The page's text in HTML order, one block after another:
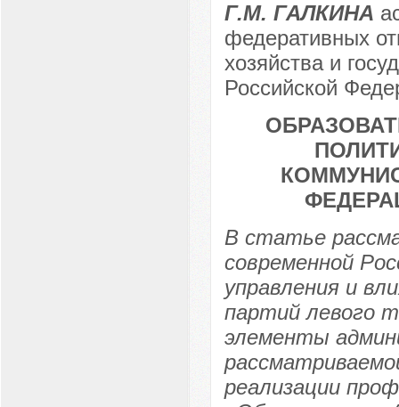
Г.М. ГАЛКИНА
федеративных
хозяйства и
Российской
В статье
современной
управления и
партий левого
элементы
реализации